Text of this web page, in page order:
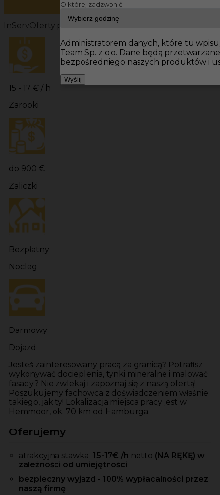
InServOferty pracy Prace budowlane Niemcy
15 - 17 € / h
Zarobki
do 900 €
Zaliczki
Bezpłatny
Nocleg
Darmowy
Dojazd
Jesteś zainteresowany pracą za granicą? Potrafisz
wykonywać docieplenia, tynki mineralne i malować
fasady? Nie zwlekaj i zapoznaj się z naszą ofertą!
Poszukujemy fachowca z doświadczeniem właśnie
takiego, jak ty! Lokalizacja miejsca pracy jest w
Hemmoor, ok. 70 km od Hamburga.
Oferujemy
atrakcyjna stawka 15-17€ /h netto (NA RĘKĘ) w
zależności od umiejętności
bezpieczny wyjazd - 100% wypłacalności przez
naszą firmę
O której zadzwonić:
Administratorem danych, które tu
Team Sp. z o.o. Dane będą
bezpośredniego naszych produktów i
Wyślij